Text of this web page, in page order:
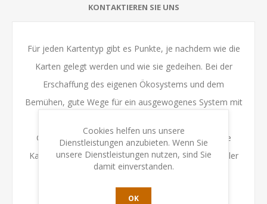
KONTAKTIEREN SIE UNS
Für jeden Kartentyp gibt es Punkte, je nachdem wie die
Karten gelegt werden und wie sie gedeihen. Bei der
Erschaffung des eigenen Ökosystems und dem
Bemühen, gute Wege für ein ausgewogenes System mit
Gelegenheiten, Punkte zu gewinnen. Nachdem alle
Karten genommen und gespielt wurden, ist der Spieler
Cookies helfen uns unsere
Dienstleistungen anzubieten. Wenn Sie
unsere Dienstleistungen nutzen, sind Sie
damit einverstanden.
OK